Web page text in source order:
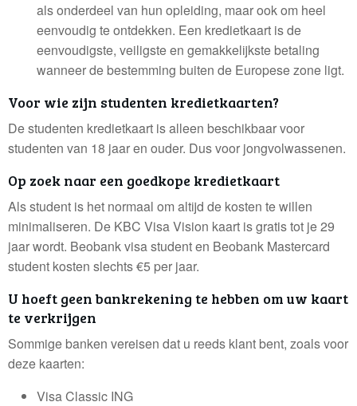
als onderdeel van hun opleiding, maar ook om heel
eenvoudig te ontdekken. Een kredietkaart is de
eenvoudigste, veiligste en gemakkelijkste betaling
wanneer de bestemming buiten de Europese zone ligt.
Voor wie zijn studenten kredietkaarten?
De studenten kredietkaart is alleen beschikbaar voor
studenten van 18 jaar en ouder. Dus voor jongvolwassenen.
Op zoek naar een goedkope kredietkaart
Als student is het normaal om altijd de kosten te willen
minimaliseren. De KBC Visa Vision kaart is gratis tot je 29
jaar wordt. Beobank visa student en Beobank Mastercard
student kosten slechts €5 per jaar.
U hoeft geen bankrekening te hebben om uw kaart
te verkrijgen
Sommige banken vereisen dat u reeds klant bent, zoals voor
deze kaarten:
Visa Classic ING